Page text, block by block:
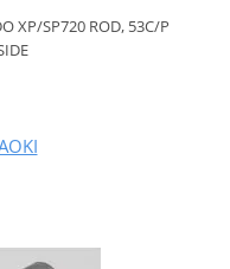
XP/SP720 ROD, 53C/P